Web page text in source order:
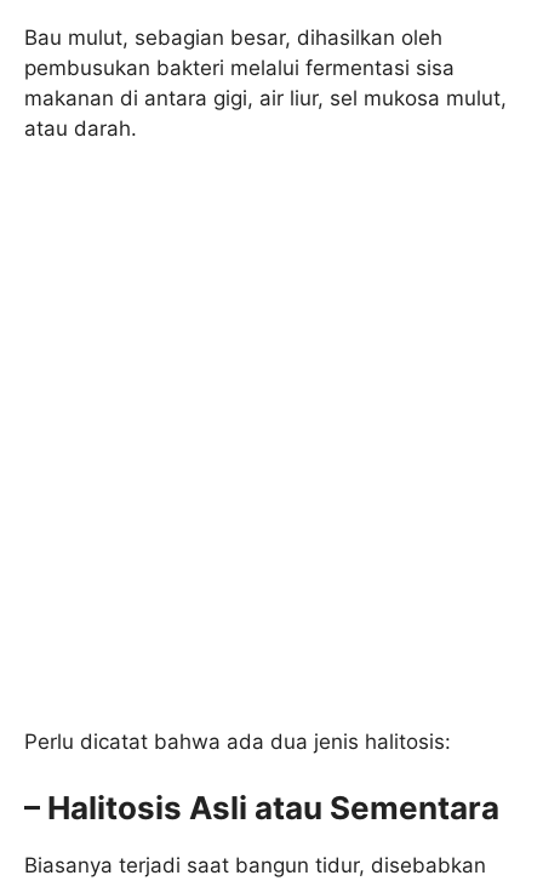
Bau mulut, sebagian besar, dihasilkan oleh
pembusukan bakteri melalui fermentasi sisa
makanan di antara gigi, air liur, sel mukosa mulut,
atau darah.
Perlu dicatat bahwa ada dua jenis halitosis:
– Halitosis Asli atau Sementara
Biasanya terjadi saat bangun tidur, disebabkan